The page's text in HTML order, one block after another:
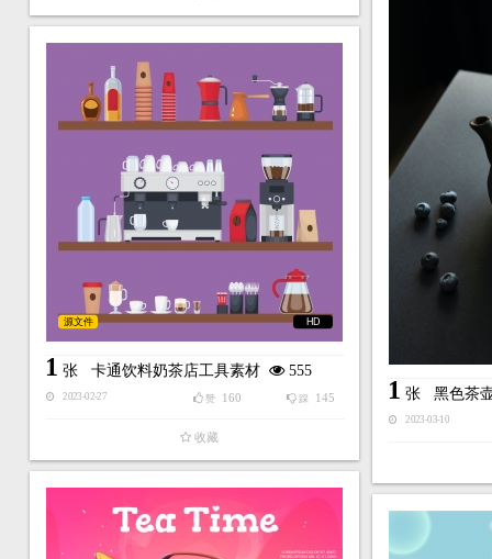
1 张 黑色茶
2023-03-10
HD
源文件
1 张 卡通饮料奶茶店工具素材 555
2023-02-27 踩 145
赞 160
收藏